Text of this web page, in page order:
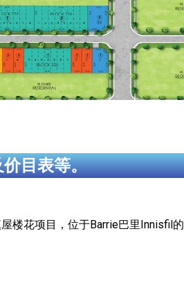
目表等。
楼花项目，位于Barrie巴里Innisfil的